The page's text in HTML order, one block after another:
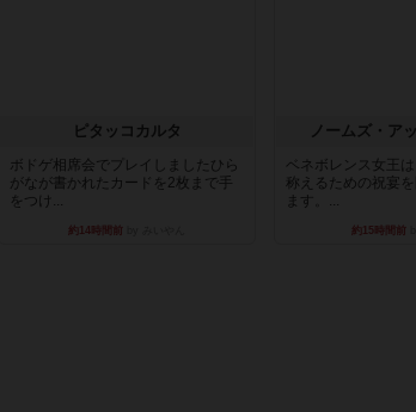
ピタッコカルタ
ボドゲ相席会でプレイしましたひら
がなが書かれたカードを2枚まで手
をつけ...
約14時間前
ノームズ・ア
ベネボレンス女王
称えるための祝宴
ます。...
約15時間前